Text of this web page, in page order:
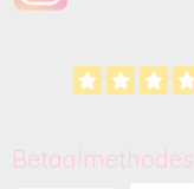
Betaalmethodes